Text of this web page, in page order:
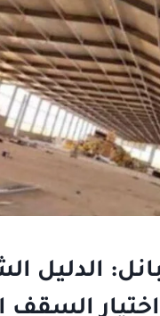
الدليل
السقف